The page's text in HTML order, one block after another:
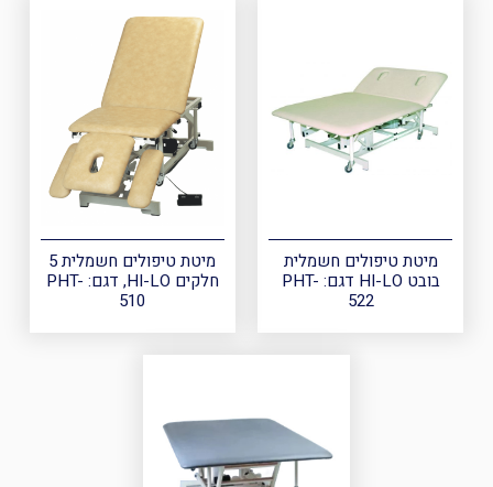
מיטת טיפולים חשמלית
בובט HI-LO דגם: PHT-
522
מיטת טיפולים חשמלית 5
חלקים HI-LO, דגם: PHT-
510